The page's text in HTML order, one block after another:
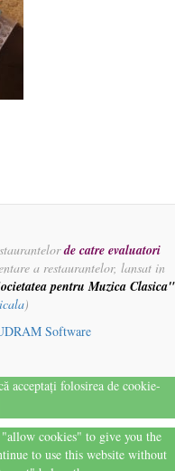
de catre evaluatori
a restaurantelor, lansat in
pentru Muzica Clasica"
)
Software
acceptați folosirea de cookie-
cookies" to give you the
to use this website without